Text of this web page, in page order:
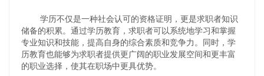
学历不仅是一种社会认可的资格证明，更是求职者知识
储备的积累。通过学历教育，求职者可以系统地学习和掌握
专业知识和技能，提高自身的综合素质和竞争力。同时，学
历教育也能够为求职者提供更广阔的职业发展空间和更丰富
的职业选择，使其在职场中更具优势。